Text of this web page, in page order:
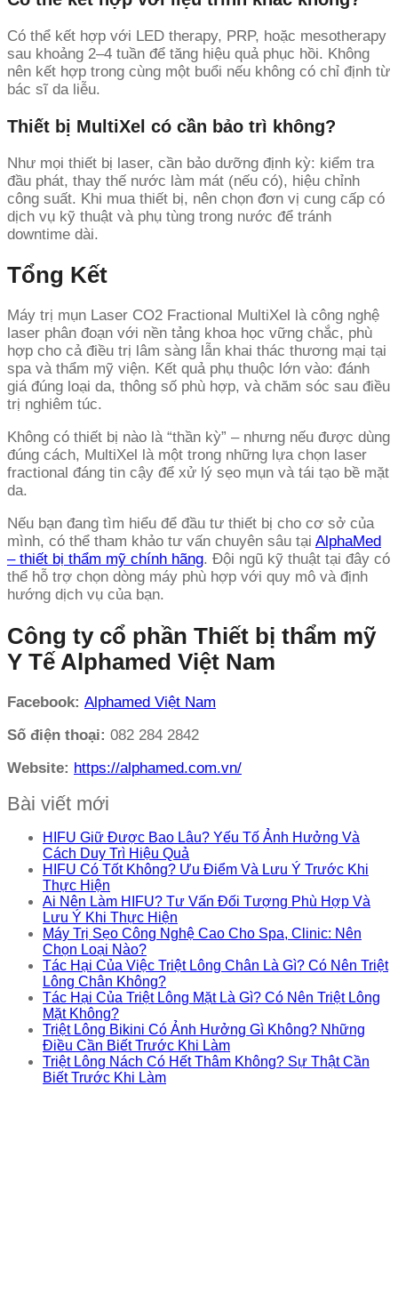
Có thể kết hợp với LED therapy, PRP, hoặc mesotherapy
sau khoảng 2–4 tuần để tăng hiệu quả phục hồi. Không
nên kết hợp trong cùng một buổi nếu không có chỉ định từ
bác sĩ da liễu.
Thiết bị MultiXel có cần bảo trì không?
Như mọi thiết bị laser, cần bảo dưỡng định kỳ: kiểm tra
đầu phát, thay thế nước làm mát (nếu có), hiệu chỉnh
công suất. Khi mua thiết bị, nên chọn đơn vị cung cấp có
dịch vụ kỹ thuật và phụ tùng trong nước để tránh
downtime dài.
Tổng Kết
Máy trị mụn Laser CO2 Fractional MultiXel là công nghệ
laser phân đoạn với nền tảng khoa học vững chắc, phù
hợp cho cả điều trị lâm sàng lẫn khai thác thương mại tại
spa và thẩm mỹ viện. Kết quả phụ thuộc lớn vào: đánh
giá đúng loại da, thông số phù hợp, và chăm sóc sau điều
trị nghiêm túc.
Không có thiết bị nào là “thần kỳ” – nhưng nếu được dùng
đúng cách, MultiXel là một trong những lựa chọn laser
fractional đáng tin cậy để xử lý sẹo mụn và tái tạo bề mặt
da.
Nếu bạn đang tìm hiểu để đầu tư thiết bị cho cơ sở của
mình, có thể tham khảo tư vấn chuyên sâu tại AlphaMed
– thiết bị thẩm mỹ chính hãng. Đội ngũ kỹ thuật tại đây có
thể hỗ trợ chọn dòng máy phù hợp với quy mô và định
hướng dịch vụ của bạn.
Công ty cổ phần Thiết bị thẩm mỹ
Y Tế Alphamed Việt Nam
Facebook: Alphamed Việt Nam
Số điện thoại: 082 284 2842
Website: https://alphamed.com.vn/
Bài viết mới
HIFU Giữ Được Bao Lâu? Yếu Tố Ảnh Hưởng Và
Cách Duy Trì Hiệu Quả
HIFU Có Tốt Không? Ưu Điểm Và Lưu Ý Trước Khi
Thực Hiện
Ai Nên Làm HIFU? Tư Vấn Đối Tượng Phù Hợp Và
Lưu Ý Khi Thực Hiện
Máy Trị Sẹo Công Nghệ Cao Cho Spa, Clinic: Nên
Chọn Loại Nào?
Tác Hại Của Việc Triệt Lông Chân Là Gì? Có Nên Triệt
Lông Chân Không?
Tác Hại Của Triệt Lông Mặt Là Gì? Có Nên Triệt Lông
Mặt Không?
Triệt Lông Bikini Có Ảnh Hưởng Gì Không? Những
Điều Cần Biết Trước Khi Làm
Triệt Lông Nách Có Hết Thâm Không? Sự Thật Cần
Biết Trước Khi Làm